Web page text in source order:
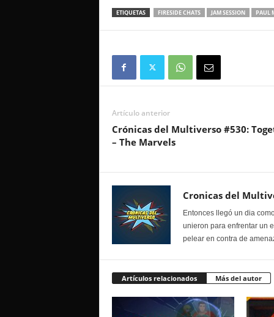
ETIQUETAS FIRESIDE CHATS JAM SESSION PAUL
Artículo anterior
Crónicas del Multiverso #530:
– The Marvels
Cronicas del
Entonces llegó un dia
unieron para enfrentar un
pelear en contra de
Artículos relacionados Más del autor